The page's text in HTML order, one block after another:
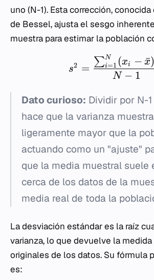
uno (N-1). Esta corrección,
de Bessel, ajusta el sesgo
muestra para estimar la población
s2 =
N − 1
∑i=1
N (xi − x
ˉ
Dato curioso: Dividir por N-
hace que la varianza
ligeramente mayor que la
actuando como un "ajuste"
que la media muestral suele
cerca de los datos de la
media real de toda la
La desviación estándar es la raíz
varianza, lo que devuelve la
originales de los datos. Su fórmula
es: